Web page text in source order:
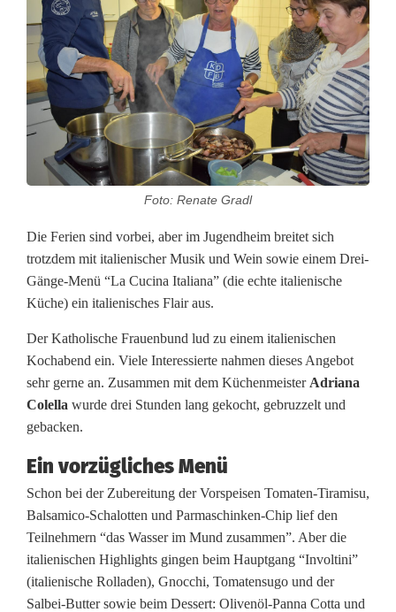
a
v
i
s
i
o
!
t
a
l
i
e
n
i
s
Foto: Renate Gradl
Die Ferien sind vorbei, aber im Jugendheim breitet sich
trotzdem mit italienischer Musik und Wein sowie einem Drei-
Gänge-Menü “La Cucina Italiana” (die echte italienische
Küche) ein italienisches Flair aus.
Der Katholische Frauenbund lud zu einem italienischen
Kochabend ein. Viele Interessierte nahmen dieses Angebot
sehr gerne an. Zusammen mit dem Küchenmeister Adriana
Colella wurde drei Stunden lang gekocht, gebruzzelt und
gebacken.
Ein vorzügliches Menü
Schon bei der Zubereitung der Vorspeisen Tomaten-Tiramisu,
Balsamico-Schalotten und Parmaschinken-Chip lief den
Teilnehmern “das Wasser im Mund zusammen”. Aber die
italienischen Highlights gingen beim Hauptgang “Involtini”
(italienische Rolladen), Gnocchi, Tomatensugo und der
Salbei-Butter sowie beim Dessert: Olivenöl-Panna Cotta und